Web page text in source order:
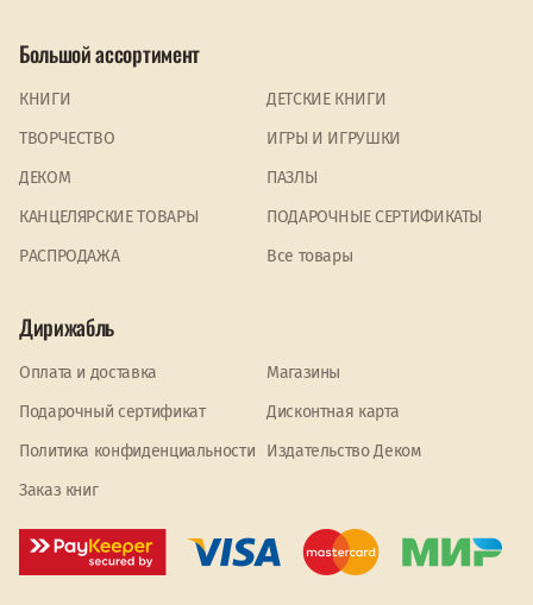
Большой ассортимент
КНИГИ
ДЕТСКИЕ КНИГИ
ТВОРЧЕСТВО
ИГРЫ И ИГРУШКИ
ДЕКОМ
ПАЗЛЫ
КАНЦЕЛЯРСКИЕ ТОВАРЫ
ПОДАРОЧНЫЕ СЕРТИФИКАТЫ
PАСПРОДАЖА
Все товары
Дирижабль
Оплата и доставка
Магазины
Подарочный сертификат
Дисконтная карта
Политика конфиденциальности
Издательство Деком
Заказ книг